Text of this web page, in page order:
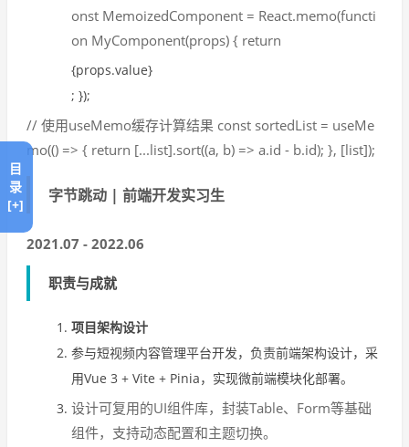
onst MemoizedComponent = React.memo(functi
on MyComponent(props) { return
{props.value}
; });
// 使用useMemo缓存计算结果 const sortedList = useMe
mo(() => { return [...list].sort((a, b) => a.id - b.id); }, [list]);
字节跳动 | 前端开发实习生
2021.07 - 2022.06
职责与成就
项目架构设计
参与短视频内容管理平台开发，负责前端架构设计，采
用Vue 3 + Vite + Pinia，实现微前端模块化部署。
设计可复用的UI组件库，封装Table、Form等基础
组件，支持动态配置和主题切换。
目
录
[+]